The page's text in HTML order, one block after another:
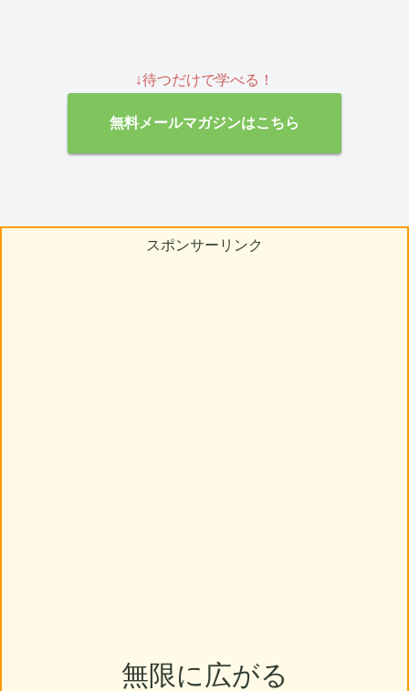
↓待つだけで学べる！
無料メールマガジンはこちら
スポンサーリンク
無限に広がる